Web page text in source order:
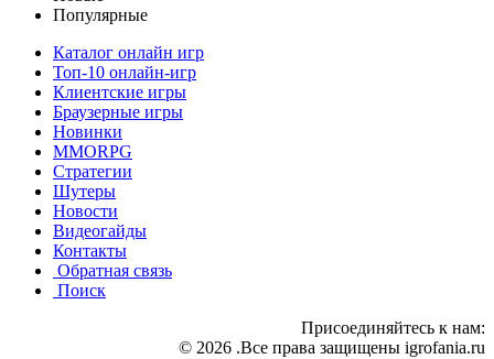
Популярные
Каталог онлайн игр
Топ-10 онлайн-игр
Клиентские игры
Браузерные игры
Новинки
MMORPG
Стратегии
Шутеры
Новости
Видеогайды
Контакты
Обратная связь
Поиск
Присоединяйтесь к нам:
© 2026 .Все права защищены igrofania.ru